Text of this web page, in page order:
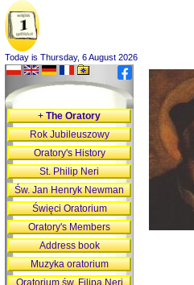
Today is Thursday, 6 August 2026
+The Oratory
Rok Jubileuszowy
Oratory's History
St. Philip Neri
Św. Jan Henryk Newman
Święci Oratorium
Oratory's Members
Address book
Muzyka oratorium
Oratorium św. Filipa Neri